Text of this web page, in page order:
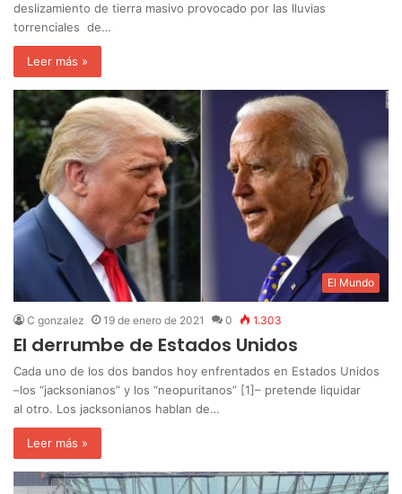
deslizamiento de tierra masivo provocado por las lluvias
torrenciales de…
Leer más »
El Mundo
C gonzalez 19 de enero de 2021 0 1.303
El derrumbe de Estados Unidos
Cada uno de los dos bandos hoy enfrentados en Estados Unidos
–los ‎“jacksonianos”‎ y los ‎‎“neopuritanos” [1]– pretende liquidar
al otro. ‎Los jacksonianos hablan de…
Leer más »